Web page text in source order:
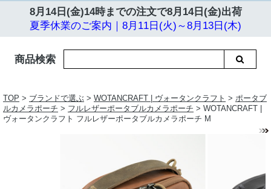
8月14日(金)14時までの注文で8月14日(金)出荷
夏季休業のご案内｜8月11日(火)～8月13日(木)
商品検索
TOP > ブランドで選ぶ > WOTANCRAFT | ヴォータンクラフト > ポータブ
ルカメラポーチ > フルレザーポータブルカメラポーチ > WOTANCRAFT |
ヴォータンクラフト フルレザーポータブルカメラポーチ M